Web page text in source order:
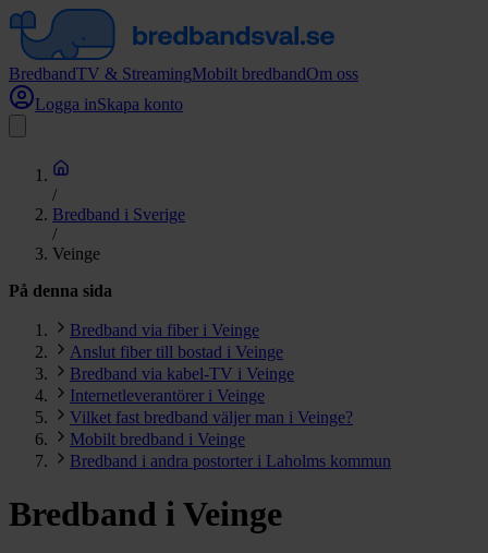
BredbandTV & StreamingMobilt bredbandOm oss
Logga inSkapa konto
/
Bredband i Sverige
/
Veinge
På denna sida
Bredband via fiber i Veinge
Anslut fiber till bostad i Veinge
Bredband via kabel-TV i Veinge
Internetleverantörer i Veinge
Vilket fast bredband väljer man i Veinge?
Mobilt bredband i Veinge
Bredband i andra postorter i Laholms kommun
Bredband i Veinge